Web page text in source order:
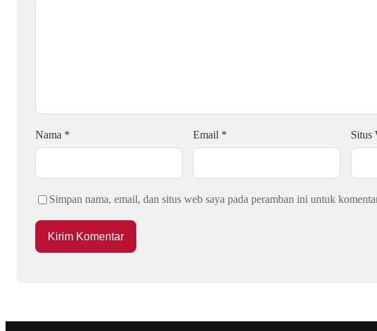
Nama * Email * Situs
Simpan nama, email, dan situs web saya pada peramban ini untuk